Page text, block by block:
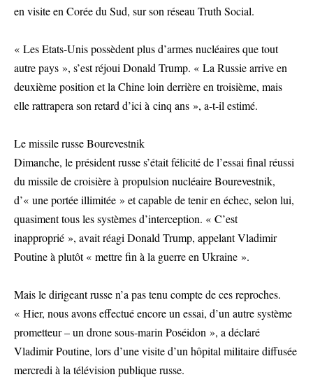
en visite en Corée du Sud, sur son réseau Truth Social.
« Les Etats-Unis possèdent plus d’armes nucléaires que tout
autre pays », s’est réjoui Donald Trump. « La Russie arrive en
deuxième position et la Chine loin derrière en troisième, mais
elle rattrapera son retard d’ici à cinq ans », a-t-il estimé.
Le missile russe Bourevestnik
Dimanche, le président russe s’était félicité de l’essai final réussi
du missile de croisière à propulsion nucléaire Bourevestnik,
d’« une portée illimitée » et capable de tenir en échec, selon lui,
quasiment tous les systèmes d’interception. « C’est
inapproprié », avait réagi Donald Trump, appelant Vladimir
Poutine à plutôt « mettre fin à la guerre en Ukraine ».
Mais le dirigeant russe n’a pas tenu compte de ces reproches.
« Hier, nous avons effectué encore un essai, d’un autre système
prometteur – un drone sous-marin Poséidon », a déclaré
Vladimir Poutine, lors d’une visite d’un hôpital militaire diffusée
mercredi à la télévision publique russe.